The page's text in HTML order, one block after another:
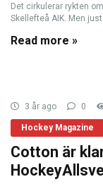
Det cirkulerar rykten
Skellefteå AIK. Men just
Read more »
3 år ago 0
Hockey Magazine
Cotton är